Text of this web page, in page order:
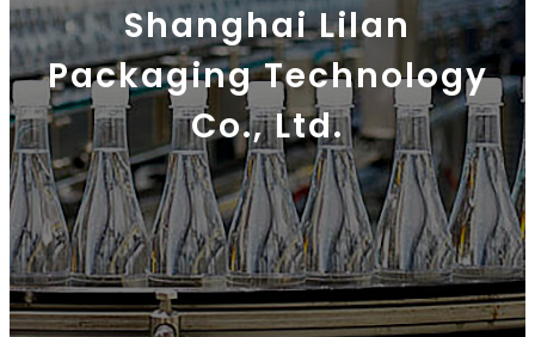
Shanghai Lilan
Packaging Technology
Co., Ltd.